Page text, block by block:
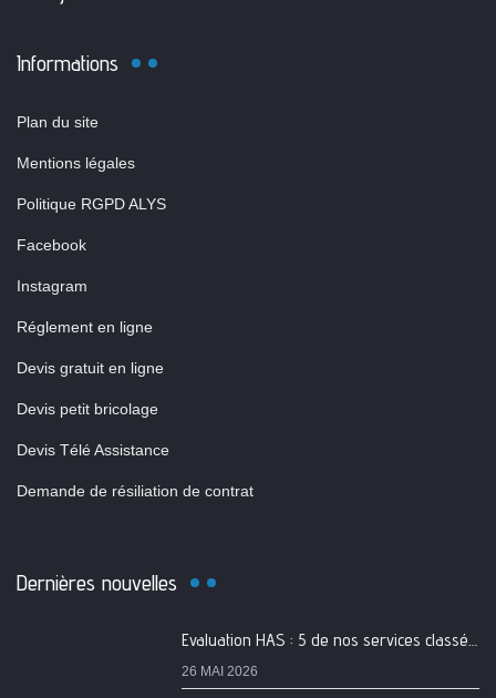
Informations
Plan du site
Mentions légales
Politique RGPD ALYS
Facebook
Instagram
Réglement en ligne
Devis gratuit en ligne
Devis petit bricolage
Devis Télé Assistance
Demande de résiliation de contrat
Dernières nouvelles
Evaluation HAS : 5 de nos services classés A
26 MAI 2026